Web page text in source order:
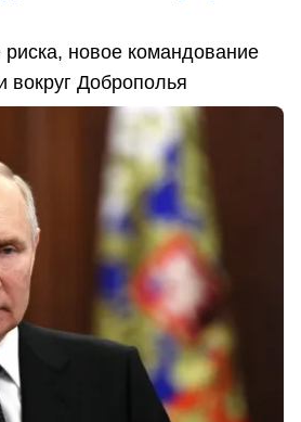
риска, новое командование
вокруг Доброполья